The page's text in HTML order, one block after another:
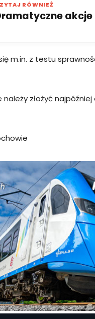
RÓWNIEŻ
akcje
m.in. z testu
złożyć